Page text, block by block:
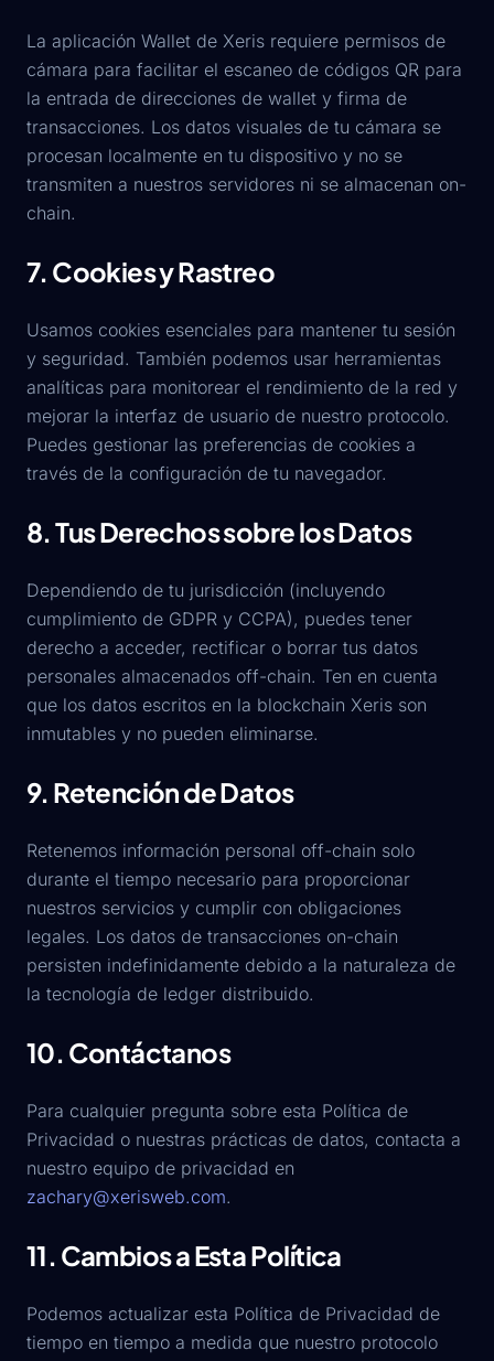
La aplicación Wallet de Xeris requiere permisos de
cámara para facilitar el escaneo de códigos QR para
la entrada de direcciones de wallet y firma de
transacciones. Los datos visuales de tu cámara se
procesan localmente en tu dispositivo y no se
transmiten a nuestros servidores ni se almacenan on-
chain.
7. Cookies y Rastreo
Usamos cookies esenciales para mantener tu sesión
y seguridad. También podemos usar herramientas
analíticas para monitorear el rendimiento de la red y
mejorar la interfaz de usuario de nuestro protocolo.
Puedes gestionar las preferencias de cookies a
través de la configuración de tu navegador.
8. Tus Derechos sobre los Datos
Dependiendo de tu jurisdicción (incluyendo
cumplimiento de GDPR y CCPA), puedes tener
derecho a acceder, rectificar o borrar tus datos
personales almacenados off-chain. Ten en cuenta
que los datos escritos en la blockchain Xeris son
inmutables y no pueden eliminarse.
9. Retención de Datos
Retenemos información personal off-chain solo
durante el tiempo necesario para proporcionar
nuestros servicios y cumplir con obligaciones
legales. Los datos de transacciones on-chain
persisten indefinidamente debido a la naturaleza de
la tecnología de ledger distribuido.
10. Contáctanos
Para cualquier pregunta sobre esta Política de
Privacidad o nuestras prácticas de datos, contacta a
nuestro equipo de privacidad en
zachary@xerisweb.com.
11. Cambios a Esta Política
Podemos actualizar esta Política de Privacidad de
tiempo en tiempo a medida que nuestro protocolo